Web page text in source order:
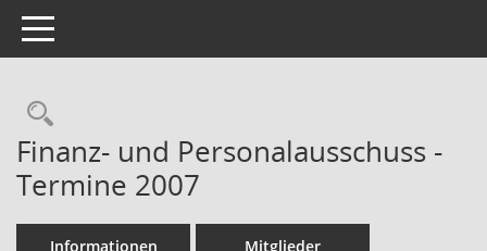
Toggle navigation
Rechercheauswahl
Finanz- und Personalausschuss -
Termine 2007
Informationen Mitglieder